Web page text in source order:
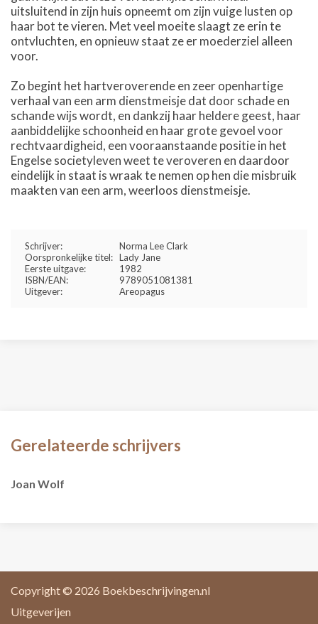
uitsluitend in zijn huis opneemt om zijn vuige lusten op
haar bot te vieren. Met veel moeite slaagt ze erin te
ontvluchten, en opnieuw staat ze er moederziel alleen
voor.
Zo begint het hartveroverende en zeer openhartige
verhaal van een arm dienstmeisje dat door schade en
schande wijs wordt, en dankzij haar heldere geest, haar
aanbiddelijke schoonheid en haar grote gevoel voor
rechtvaardigheid, een vooraanstaande positie in het
Engelse societyleven weet te veroveren en daardoor
eindelijk in staat is wraak te nemen op hen die misbruik
maakten van een arm, weerloos dienstmeisje.
Schrijver:
Norma Lee Clark
Oorspronkelijke titel: Lady Jane
Eerste uitgave:
1982
ISBN/EAN:
9789051081381
Uitgever:
Areopagus
Gerelateerde schrijvers
Joan Wolf
Copyright © 2026 Boekbeschrijvingen.nl
Uitgeverijen